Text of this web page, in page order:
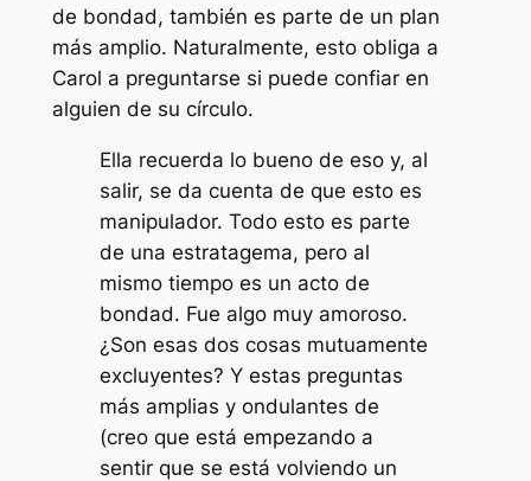
de bondad, también es parte de un plan
más amplio. Naturalmente, esto obliga a
Carol a preguntarse si puede confiar en
alguien de su círculo.
Ella recuerda lo bueno de eso y, al
salir, se da cuenta de que esto es
manipulador. Todo esto es parte
de una estratagema, pero al
mismo tiempo es un acto de
bondad. Fue algo muy amoroso.
¿Son esas dos cosas mutuamente
excluyentes? Y estas preguntas
más amplias y ondulantes de
(creo que está empezando a
sentir que se está volviendo un